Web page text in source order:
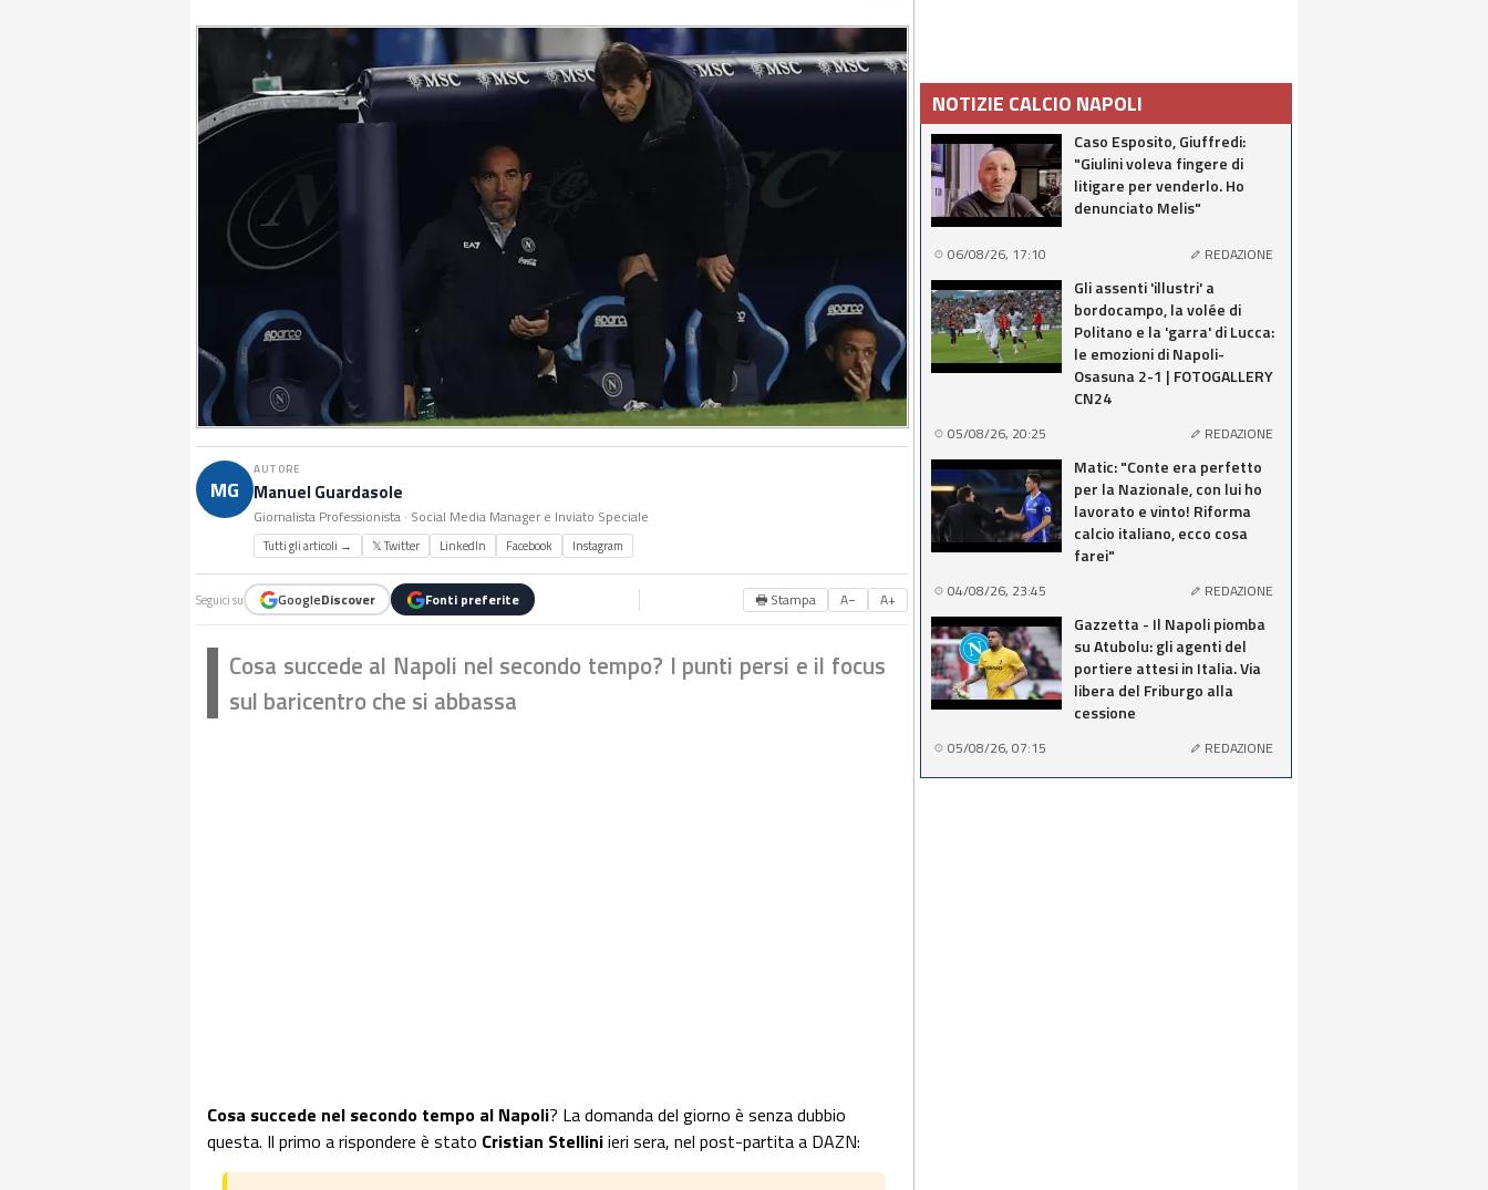
MG
AUTORE
Manuel Guardasole
Giornalista Professionista · Social Media Manager e Inviato Speciale
Tutti gli articoli → 𝕏 Twitter LinkedIn Facebook Instagram
Seguici su GoogleDiscover Fonti preferite 🖶 Stampa A− A+
Cosa succede al Napoli nel secondo tempo? I punti persi e il focus
sul baricentro che si abbassa
Cosa succede nel secondo tempo al Napoli? La domanda del giorno è senza dubbio
questa. Il primo a rispondere è stato Cristian Stelliniieri sera, nel post-partita a DAZN:
NOTIZIE CALCIO NAPOLI
Caso Esposito, Giuffredi:
"Giulini voleva fingere di
litigare per venderlo. Ho
denunciato Melis"
06/08/26, 17:10 REDAZIONE
Gli assenti 'illustri' a
bordocampo, la volée di
Politano e la 'garra' di Lucca:
le emozioni di Napoli-
Osasuna 2-1 | FOTOGALLERY
CN24
05/08/26, 20:25 REDAZIONE
Matic: "Conte era perfetto
per la Nazionale, con lui ho
lavorato e vinto! Riforma
calcio italiano, ecco cosa
farei"
04/08/26, 23:45 REDAZIONE
Gazzetta - Il Napoli piomba
su Atubolu: gli agenti del
portiere attesi in Italia. Via
libera del Friburgo alla
cessione
05/08/26, 07:15 REDAZIONE